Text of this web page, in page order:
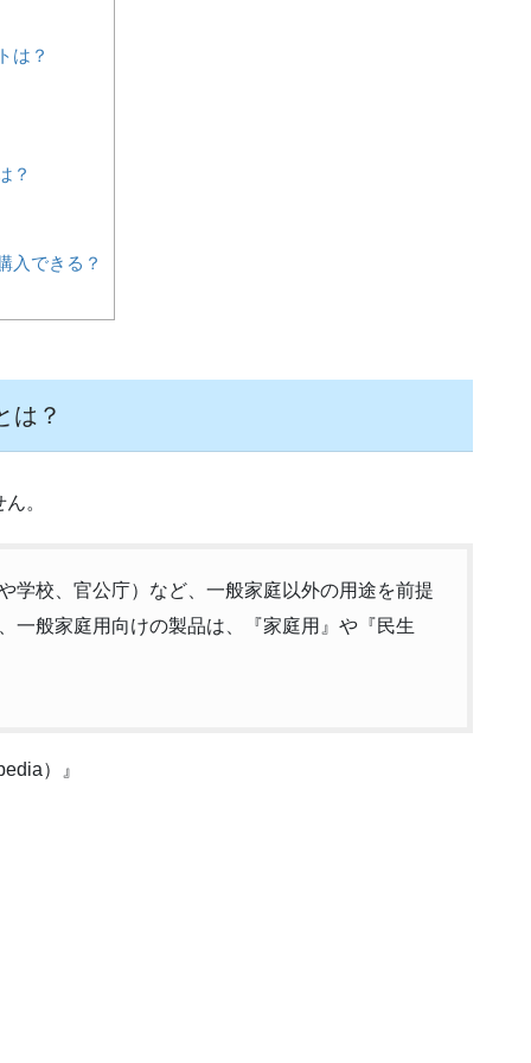
は？
？
入できる？
は？
。
学校、官公庁）など、一般家庭以外の用途を前提
一般家庭用向けの製品は、『家庭用』や『民生
）』